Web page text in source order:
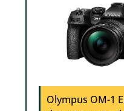
Olympus OM-1